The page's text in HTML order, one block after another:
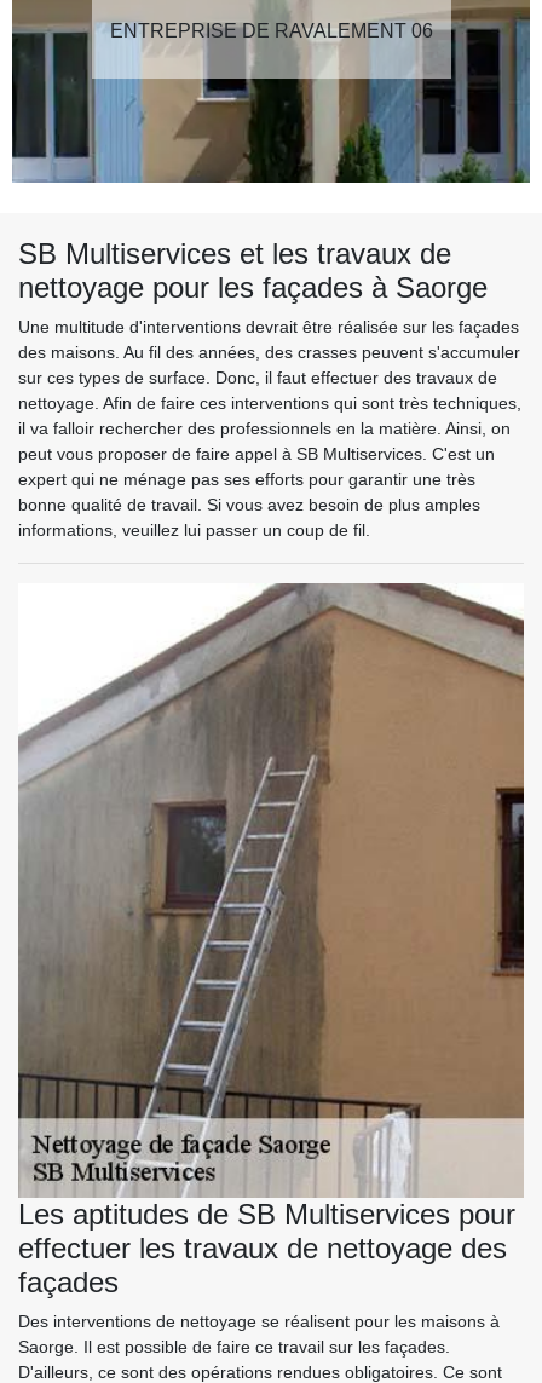
ENTREPRISE DE RAVALEMENT 06
SB Multiservices et les travaux de
nettoyage pour les façades à Saorge
Une multitude d'interventions devrait être réalisée sur les façades
des maisons. Au fil des années, des crasses peuvent s'accumuler
sur ces types de surface. Donc, il faut effectuer des travaux de
nettoyage. Afin de faire ces interventions qui sont très techniques,
il va falloir rechercher des professionnels en la matière. Ainsi, on
peut vous proposer de faire appel à SB Multiservices. C'est un
expert qui ne ménage pas ses efforts pour garantir une très
bonne qualité de travail. Si vous avez besoin de plus amples
informations, veuillez lui passer un coup de fil.
Les aptitudes de SB Multiservices pour
effectuer les travaux de nettoyage des
façades
Des interventions de nettoyage se réalisent pour les maisons à
Saorge. Il est possible de faire ce travail sur les façades.
D'ailleurs, ce sont des opérations rendues obligatoires. Ce sont